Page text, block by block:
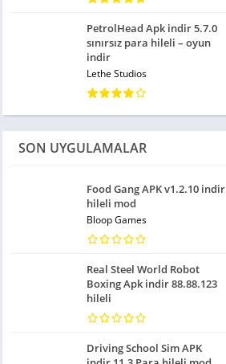
PetrolHead Apk indir 5.7.0
sınırsız para hileli – oyun
indir
Lethe Studios
SON UYGULAMALAR
Food Gang APK v1.2.10 indir
hileli mod
Bloop Games
Real Steel World Robot
Boxing Apk indir 88.88.123
hileli
Driving School Sim APK